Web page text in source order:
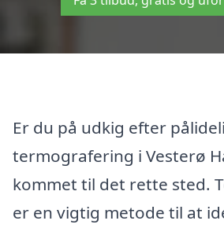
Er du på udkig efter
termografering i Vesterø
kommet til det rette sted.
er en vigtig metode til at